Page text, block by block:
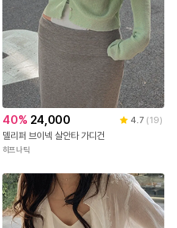
40% 24,000 4.7 (19)
델리퍼 브이넥 살안타 가디건
히프나틱